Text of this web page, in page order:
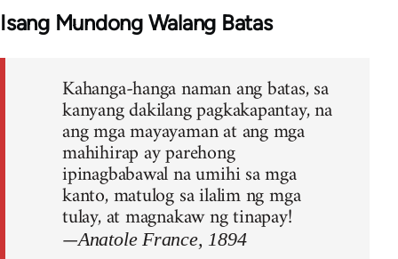
Isang Mundong Walang Batas
Kahanga-hanga naman ang batas, sa
kanyang dakilang pagkakapantay, na
ang mga mayayaman at ang mga
mahihirap ay parehong
ipinagbabawal na umihi sa mga
kanto, matulog sa ilalim ng mga
tulay, at magnakaw ng tinapay!
—Anatole France, 1894